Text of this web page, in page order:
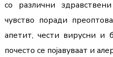
со различни
чувство поради
апетит, чести вирусни и
почесто се појавуваат и